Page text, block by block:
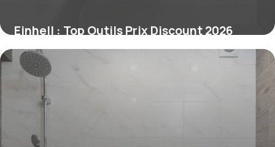
Einhell : Top Outils Prix Discount 2026
2 juillet 2026